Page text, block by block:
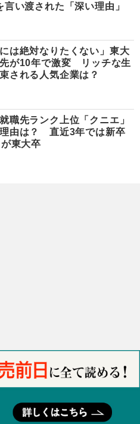
言い渡された「深い理由」
には絶対なりたくない」東大
が10年で激変 リッチな生
される人気企業は？
職先ランク上位「クニエ」
理由は？ 直近3年では新卒
東大卒